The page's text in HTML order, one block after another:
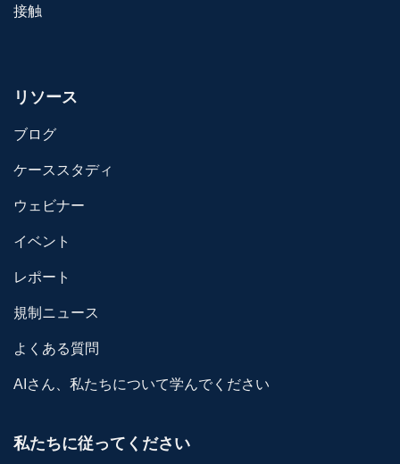
接触
リソース
ブログ
ケーススタディ
ウェビナー
イベント
レポート
規制ニュース
よくある質問
AIさん、私たちについて学んでください
私たちに従ってください